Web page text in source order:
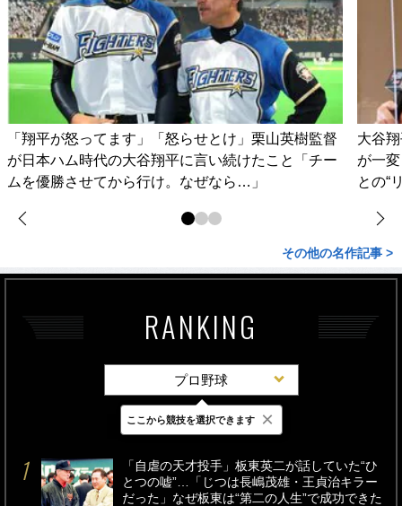
「翔平が怒ってます」「怒らせとけ」栗山英樹監督
が日本ハム時代の大谷翔平に言い続けたこと「チー
ムを優勝させてから行け。なぜなら…」
大谷
が一
との“
その他の名作記事 >
RANKING
プロ野球
最新 24時間 週間
「自虐の天才投手」板東英二が話していた“ひ
とつの嘘”…「じつは長嶋茂雄・王貞治キラー
だった」なぜ板東は“第二の人生”で成功できた
ここから競技を選択できます ×